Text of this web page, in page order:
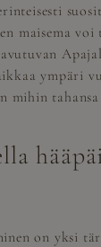
maisema voi
ympäri
mihin
on yksi